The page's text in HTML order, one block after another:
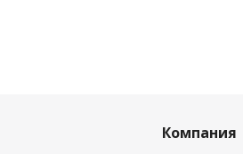
Компания